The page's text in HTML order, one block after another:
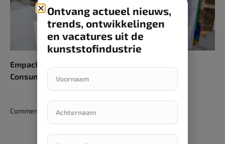
Empack introduceert nieuwe area:
Consumentenverpakkingsstraat
Comments are closed.
Ontvang actueel nieuws,
trends, ontwikkelingen
en vacatures uit de
kunststofindustrie